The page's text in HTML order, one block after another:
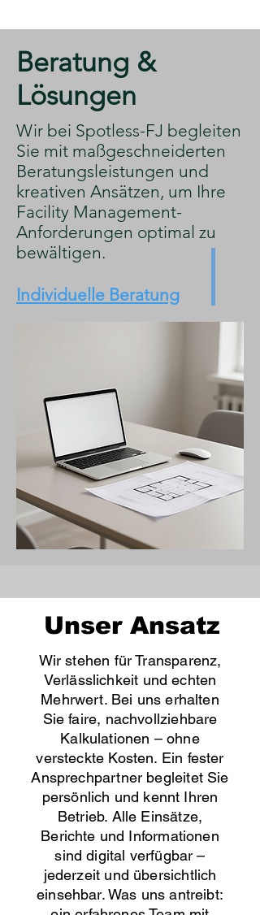
​Beratung &
Lösungen
​Wir bei Spotless-FJ begleiten
Sie mit maßgeschneiderten
Beratungsleistungen und
kreativen Ansätzen, um Ihre
Facility Management-
Anforderungen optimal zu
bewältigen.
Individuelle Beratung
Unser Ansatz
Wir stehen für Transparenz,
Verlässlichkeit und echten
Mehrwert. Bei uns erhalten
Sie faire, nachvollziehbare
Kalkulationen – ohne
versteckte Kosten. Ein fester
Ansprechpartner begleitet Sie
persönlich und kennt Ihren
Betrieb. Alle Einsätze,
Berichte und Informationen
sind digital verfügbar –
jederzeit und übersichtlich
einsehbar. Was uns antreibt: